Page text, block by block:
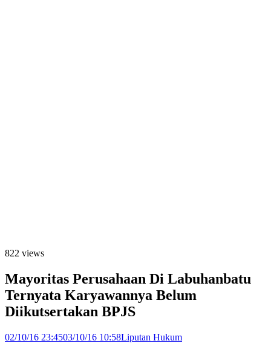
822 views
Mayoritas Perusahaan Di Labuhanbatu
Ternyata Karyawannya Belum
Diikutsertakan BPJS
02/10/16 23:4503/10/16 10:58Liputan Hukum